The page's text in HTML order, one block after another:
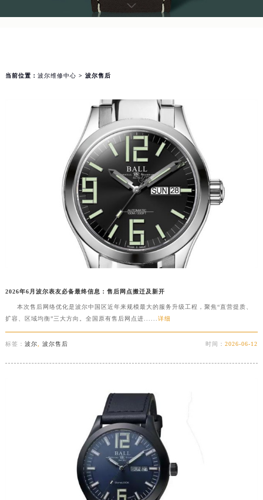
当前位置： 波尔维修中心 > 波尔售后
2026年6月波尔表友必备最终信息：售后网点搬迁及新开
本次售后网络优化是波尔中国区近年来规模最大的服务升级工程，聚焦“直营提质、
扩容、区域均衡”三大方向。全国原有售后网点进...... 详细
标签： 波尔 波尔售后 时间：2026-06-12